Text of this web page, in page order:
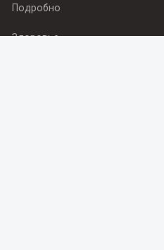
Подробно
Здоровье